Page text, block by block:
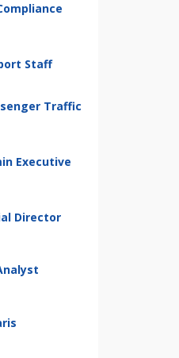
Staff
Traffic
Executive
Director